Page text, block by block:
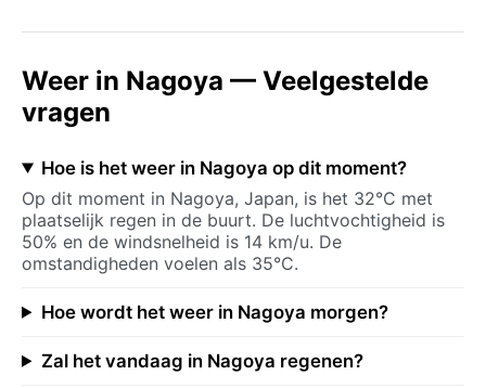
Weer in Nagoya — Veelgestelde
vragen
Hoe is het weer in Nagoya op dit moment?
Op dit moment in Nagoya, Japan, is het 32°C met
plaatselijk regen in de buurt. De luchtvochtigheid is
50% en de windsnelheid is 14 km/u. De
omstandigheden voelen als 35°C.
Hoe wordt het weer in Nagoya morgen?
Zal het vandaag in Nagoya regenen?